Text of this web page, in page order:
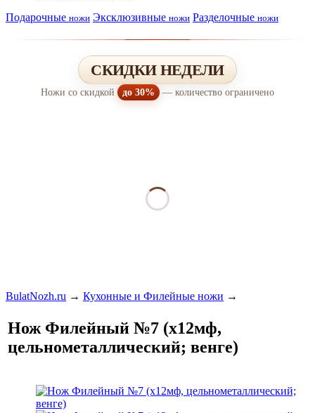
Подарочные ножи Эксклюзивные ножи Разделочные ножи
СКИДКИ НЕДЕЛИ
Ножи со скидкой до 30% — количество ограничено
BulatNozh.ru → Кухонные и Филейные ножи →
Нож Филейный №7 (х12мф,
цельнометаллический; венге)